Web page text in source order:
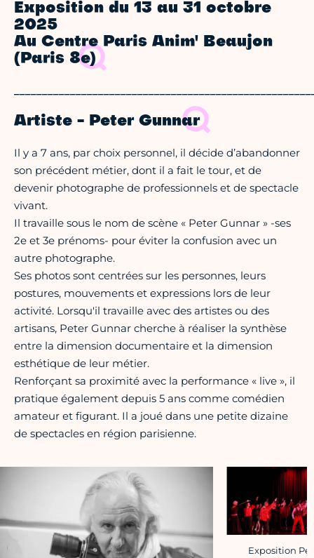
Exposition du 13 au 31 octobre
2025
Au Centre Paris Anim' Beaujon
(Paris 8e)
Artiste - Peter Gunnar
Il y a 7 ans, par choix personnel, il décide d’abandonner
son précédent métier, dont il a fait le tour, et de
devenir photographe de professionnels et de spectacle
vivant.
Il travaille sous le nom de scène « Peter Gunnar » -ses
2e et 3e prénoms- pour éviter la confusion avec un
autre photographe.
Ses photos sont centrées sur les personnes, leurs
postures, mouvements et expressions lors de leur
activité. Lorsqu'il travaille avec des artistes ou des
artisans, Peter Gunnar cherche à réaliser la synthèse
entre la dimension documentaire et la dimension
esthétique de leur métier.
Renforçant sa proximité avec la performance « live », il
pratique également depuis 5 ans comme comédien
amateur et figurant. Il a joué dans une petite dizaine
de spectacles en région parisienne.
Exposition